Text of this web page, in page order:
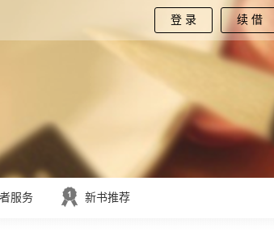
续 借
登 录
服务 新书推荐